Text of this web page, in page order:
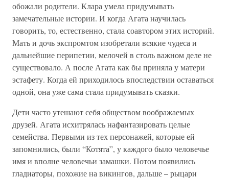
обожали родители. Клара умела придумывать
замечательные истории. И когда Агата научилась
говорить, то, естественно, стала соавтором этих историй.
Мать и дочь экспромтом изобретали всякие чудеса и
дальнейшие перипетии, мелочей в столь важном деле не
существовало. А после Агата как бы приняла у матери
эстафету. Когда ей приходилось впоследствии оставаться
одной, она уже сама стала придумывать сказки.
Дети часто утешают себя обществом воображаемых
друзей. Агата исхитрялась нафантазировать целые
семейства. Первыми из тех персонажей, которые ей
запомнились, были “Котята”, у каждого было человечье
имя и вполне человечьи замашки. Потом появились
гладиаторы, похожие на викингов, дальше – рыцари